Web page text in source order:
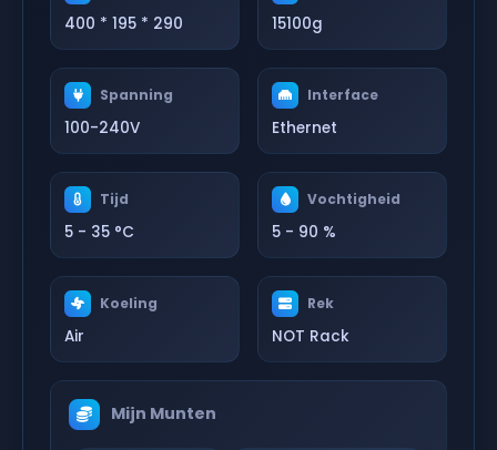
400 * 195 * 290 15100g
Spanning
100-240V
Interface
Ethernet
Tijd
5 - 35 °C
Vochtigheid
5 - 90 %
Koeling
Air
Rek
NOT Rack
Mijn Munten